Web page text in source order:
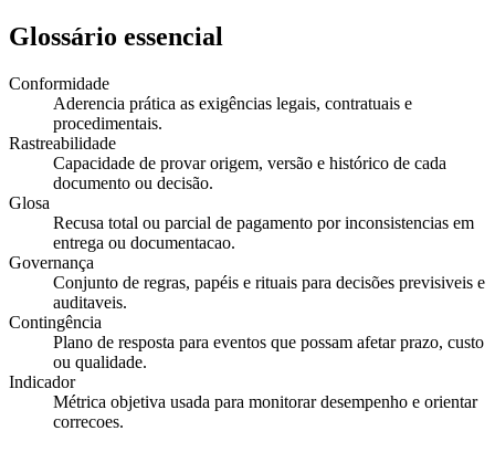
Glossário essencial
Conformidade
Aderencia prática as exigências legais, contratuais e
procedimentais.
Rastreabilidade
Capacidade de provar origem, versão e histórico de cada
documento ou decisão.
Glosa
Recusa total ou parcial de pagamento por inconsistencias em
entrega ou documentacao.
Governança
Conjunto de regras, papéis e rituais para decisões previsiveis e
auditaveis.
Contingência
Plano de resposta para eventos que possam afetar prazo, custo
ou qualidade.
Indicador
Métrica objetiva usada para monitorar desempenho e orientar
correcoes.